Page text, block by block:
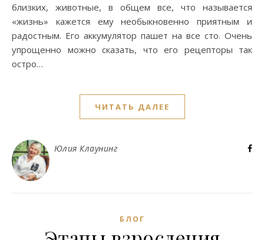
близких, животные, в общем все, что называется
«жизнь» кажется ему необыкновенно приятным и
радостным. Его аккумулятор пашет на все сто. Очень
упрощенно можно сказать, что его рецепторы так
остро…
ЧИТАТЬ ДАЛЕЕ
Юлия Клаунинг
БЛОГ